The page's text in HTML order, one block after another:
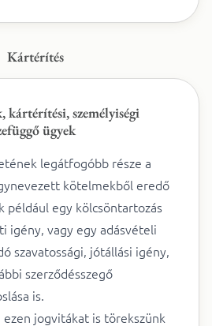
Kártérítés
személyiségi
ügyek
legátfogóbb része a
kötelmekből eredő
például egy kölcsöntartozás
igény, vagy egy adásvételi
szavatossági, jótállási igény,
szerződésszegő
is.
jogvitákat is törekszünk